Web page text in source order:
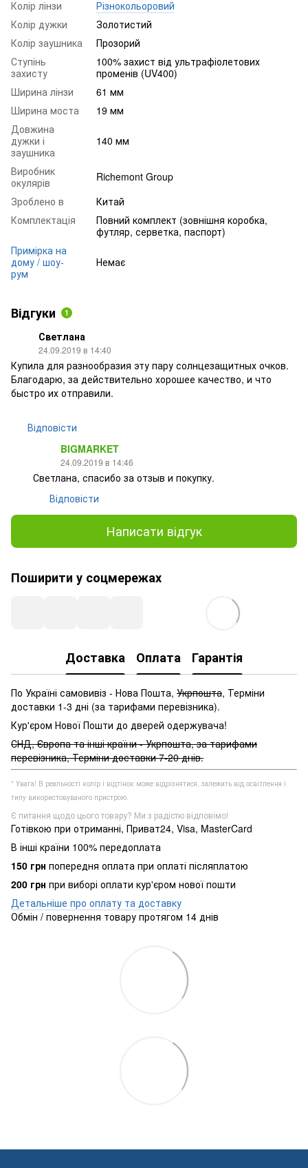
Колір лінзи
Різнокольоровий
Колір дужки
Золотистий
Колір заушника
Прозорий
Ступінь
захисту
100% захист від ультрафіолетових
променів (UV400)
Ширина лінзи
61 мм
Ширина моста
19 мм
Довжина
дужки і
заушника
140 мм
Виробник
окулярів
Richemont Group
Зроблено в
Китай
Комплектація
Повний комплект (зовнішня коробка,
футляр, серветка, паспорт)
Примірка на
дому / шоу-
рум
Немає
Відгуки 1
Светлана
24.09.2019 в 14:40
Купила для разнообразия эту пару солнцезащитных очков.
Благодарю, за действительно хорошее качество, и что
быстро их отправили.
Відповісти
BIGMARKET
24.09.2019 в 14:46
Светлана, спасибо за отзыв и покупку.
Відповісти
Написати відгук
Поширити у соцмережах
Доставка Оплата Гарантія
По Україні самовивіз - Нова Пошта, Укрпошта, Терміни
доставки 1-3 дні (за тарифами перевізника).
Кур'єром Нової Пошти до дверей одержувача!
СНД, Європа та інші країни - Укрпошта, за тарифами
перевізника, Терміни доставки 7-20 днів.
* Увага! В реальності колір і відтінок може відрізнятися, залежить від освітлення і
типу використовуваного пристрою.
Є питання щодо цього товару? Ми з радістю відповімо!
Готівкою при отриманні, Приват24, Visa, MasterCard
В інші країни 100% передоплата
150 грн попередня оплата при оплаті післяплатою
200 грн при виборі оплати кур'єром нової пошти
Детальніше про оплату та доставку
Обмін / повернення товару протягом 14 днів